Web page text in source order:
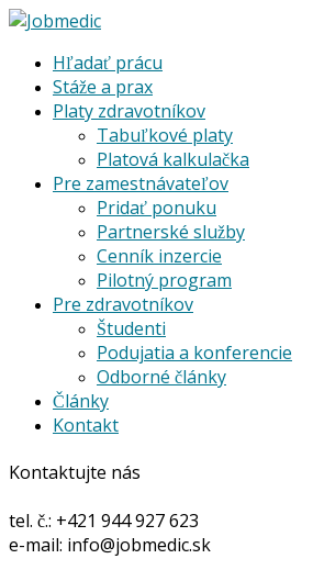
Hľadať prácu
Stáže a prax
Platy zdravotníkov
Tabuľkové platy
Platová kalkulačka
Pre zamestnávateľov
Pridať ponuku
Partnerské služby
Cenník inzercie
Pilotný program
Pre zdravotníkov
Študenti
Podujatia a konferencie
Odborné články
Články
Kontakt
Kontaktujte nás
tel. č.: +421 944 927 623
e-mail: info@jobmedic.sk